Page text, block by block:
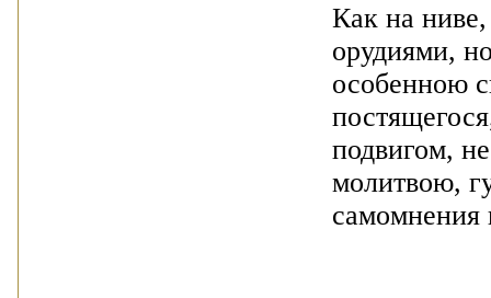
Как на
орудиями,
особенною
подвигом,
молитвою,